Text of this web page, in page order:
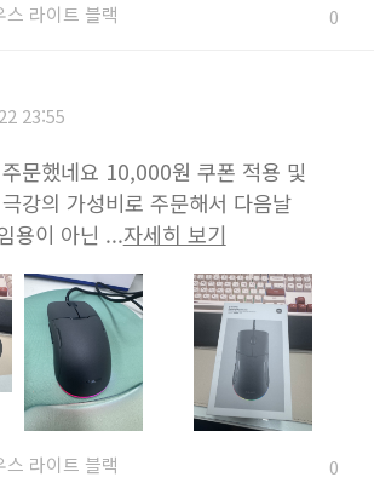
라이트 블랙 0
23:55
문했네요 10,000원 쿠폰 적용 및
강의 가성비로 주문해서 다음날
용이 아닌 ...자세히 보기
라이트 블랙 0